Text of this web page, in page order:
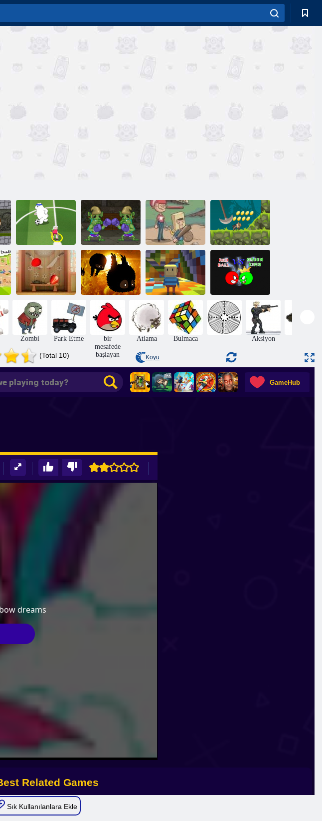
Toon Kupası
2016
Troll Boks Köy Heroes İndi topu
Meyve Chef Badland
Kogama
Rainbow
Parkour
Kırmızı Top vs
Yeşil Kral
Zombi Park Etme
bir
mesafede
başlayan
Atlama Bulmaca Aksiyon
(Total 10) Koyu
Sık Kullanılanlara Ekle